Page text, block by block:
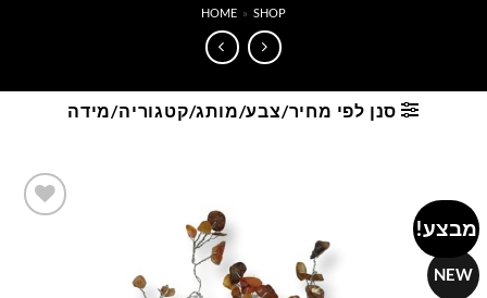
HOME » SHOP
סנן לפי מחיר/צבע/מותג/קטגוריה/מידה
מבצע!
NEW